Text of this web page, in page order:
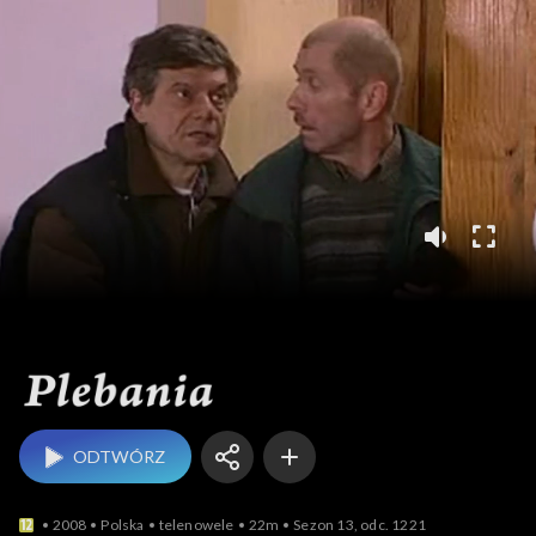
ODTWÓRZ
2008 Polska telenowele 22m Sezon 13, odc. 1221